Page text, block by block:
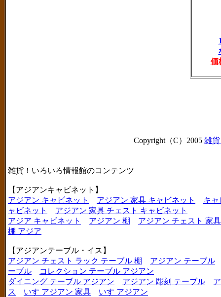
価
Copyright（C）2005 雑
雑貨！いろいろ情報館のコンテンツ
【アジアンキャビネット】
アジアン キャビネット
アジアン 家具 キャビネット
キャ
ャビネット
アジアン 家具 チェスト キャビネット
アジア キャビネット
アジアン 棚
アジアン チェスト 家
棚 アジア
【アジアンテーブル・イス】
アジアン チェスト ラック テーブル 棚
アジアン テーブル
ーブル
コレクション テーブル アジアン
ダイニング テーブル アジアン
アジアン 彫刻 テーブル
ス
いす アジアン 家具
いす アジアン